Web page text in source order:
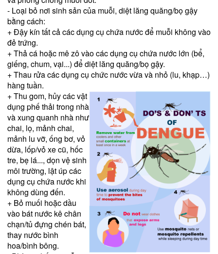
- Loại bỏ nơi sinh sản của muỗi, diệt lăng quăng/bọ gậy
bằng cách:
+ Đậy kín tất cả các dụng cụ chứa nước để muỗi không vào
đẻ trứng.
+ Thả cá hoặc mê zô vào các dụng cụ chứa nước lớn (bể,
giếng, chum, vại...) để diệt lăng quăng/bọ gậy.
+ Thau rửa các dụng cụ chức nước vừa và nhỏ (lu, khạp…)
hàng tuần.
+ Thu gom, hủy các vật
dụng phế thải trong nhà
và xung quanh nhà như
chai, lọ, mảnh chai,
mảnh lu vỡ, ống bơ, vỏ
dừa, lốp/vỏ xe cũ, hốc
tre, bẹ lá..., dọn vệ sinh
môi trường, lật úp các
dụng cụ chứa nước khi
không dùng đến.
+ Bỏ muối hoặc dầu
vào bát nước kê chân
chạn/tủ đựng chén bát,
thay nước bình
hoa/bình bông.